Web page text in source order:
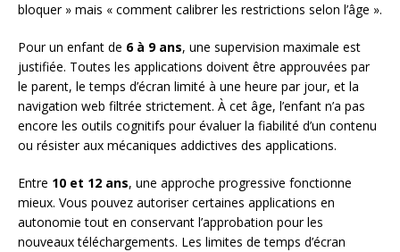
bloquer » mais « comment calibrer les restrictions selon l’âge ».
Pour un enfant de 6 à 9 ans, une supervision maximale est
justifiée. Toutes les applications doivent être approuvées par
le parent, le temps d’écran limité à une heure par jour, et la
navigation web filtrée strictement. À cet âge, l’enfant n’a pas
encore les outils cognitifs pour évaluer la fiabilité d’un contenu
ou résister aux mécaniques addictives des applications.
Entre 10 et 12 ans, une approche progressive fonctionne
mieux. Vous pouvez autoriser certaines applications en
autonomie tout en conservant l’approbation pour les
nouveaux téléchargements. Les limites de temps d’écran